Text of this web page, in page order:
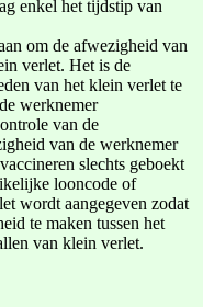
enkel het tijdstip van
om de afwezigheid van
verlet. Het is de
van het klein verlet te
werknemer
van de
van de werknemer
slechts geboekt
looncode of
wordt aangegeven zodat
te maken tussen het
van klein verlet.